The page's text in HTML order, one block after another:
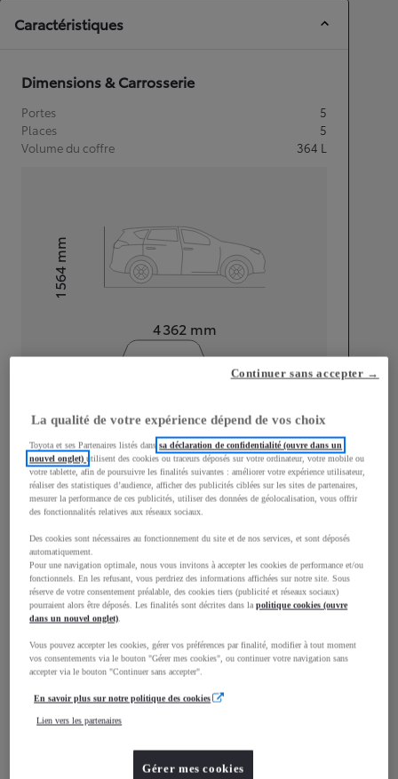
Caractéristiques
Dimensions & Carrosserie
Portes
5
Places
5
Volume du coffre
364 L
Longueur
4 362 mm
Hauteur1 564
mm
Largeur
1 832mm
Consommation mixte
Consommation mixte 4,8L/100 km
Émissions CO2
108g/km
Performances
Vitesse maximale
Accélération 0-100km/h
La qualité de votre expérience dépend de vos choix
Toyota et ses Partenaires listés danssa déclaration de confidentialité (ouvre dans un
nouvel onglet)utilisent des cookies ou traceurs déposés sur votre ordinateur, votre mobile ou
votre tablette, afin de poursuivre les finalités suivantes : améliorer votre expérience utilisateur,
réaliser des statistiques d’audience, afficher des publicités ciblées sur les sites de partenaires,
mesurer la performance de ces publicités, utiliser des données de géolocalisation, vous offrir
des fonctionnalités relatives aux réseaux sociaux.
Des cookies sont nécessaires au fonctionnement du site et de nos services, et sont déposés
automatiquement.
Pour une navigation optimale, nous vous invitons à accepter les cookies de performance et/ou
fonctionnels. En les refusant, vous perdriez des informations affichées sur notre site. Sous
réserve de votre consentement préalable, des cookies tiers (publicité et réseaux sociaux)
pourraient alors être déposés. Les finalités sont décrites dans lapolitique cookies (ouvre
dans un nouvel onglet).
Vous pouvez accepter les cookies, gérer vos préférences par finalité, modifier à tout moment
vos consentements via le bouton "Gérer mes cookies", ou continuer votre navigation sans
accepter via le bouton "Continuer sans accepter".
En savoir plus sur notre politique des cookies
Lien vers les partenaires
Gérer mes cookies
Continuer sans accepter →